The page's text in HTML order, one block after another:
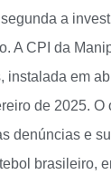
a
A CPI da
instalada em
de 2025.
denúncias e
brasileiro,